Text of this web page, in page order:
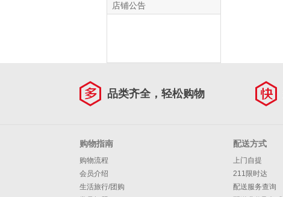
店铺公告
品类齐全，轻松购物
购物指南
购物流程
会员介绍
生活旅行/团购
配送方式
上门自提
211限时达
配送服务查询